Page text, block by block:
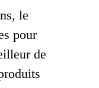
le
pour
de